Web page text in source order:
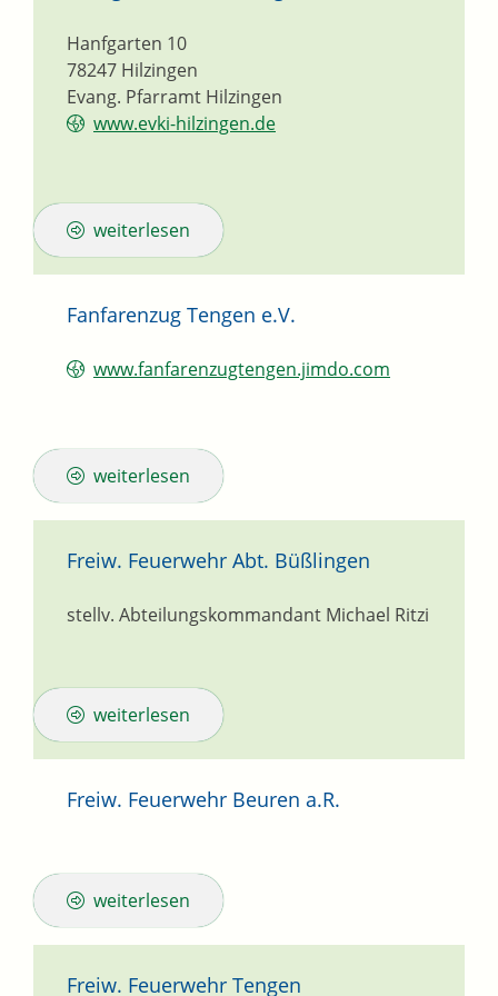
Evang. Pfarramt Hilzingen
Hanfgarten 10
78247 Hilzingen
www.evki-hilzingen.de
weiterlesen
Fanfarenzug Tengen e.V.
www.fanfarenzugtengen.jimdo.com
weiterlesen
Freiw. Feuerwehr Abt. Büßlingen
stellv. Abteilungskommandant Michael Ritzi
weiterlesen
Freiw. Feuerwehr Beuren a.R.
weiterlesen
Freiw. Feuerwehr Tengen